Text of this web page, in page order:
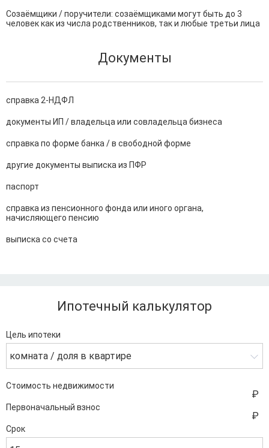
Созаёмщики / поручители: созаёмщиками могут быть до 3
человек как из числа родственников, так и любые третьи лица
Документы
справка 2-НДФЛ
документы ИП / владельца или совладельца бизнеса
справка по форме банка / в свободной форме
другие документы выписка из ПФР
паспорт
справка из пенсионного фонда или иного органа,
начисляющего пенсию
выписка со счета
Ипотечный калькулятор
Цель ипотеки
комната / доля в квартире
Стоимость недвижимости
Первоначальный взнос
Срок